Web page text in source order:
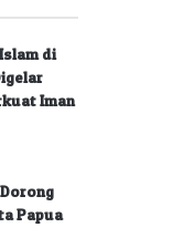
di
Iman
Papua